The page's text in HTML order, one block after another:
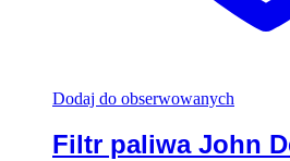
Dodaj do obserwowanych
Filtr paliwa John